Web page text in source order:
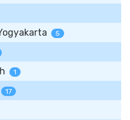
5
1
17